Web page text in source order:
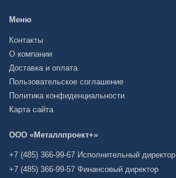
Меню
Контакты
О компании
Доставка и оплата
Пользовательское соглашение
Политика конфиденциальности
Карта сайта
ООО «Металлпроект+»
+7 (485) 366-99-67 Исполнительный директор
+7 (485) 366-99-57 Финансовый директор